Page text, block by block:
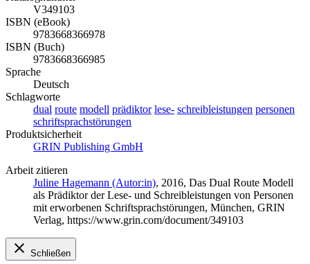
V349103
ISBN (eBook)
9783668366978
ISBN (Buch)
9783668366985
Sprache
Deutsch
Schlagworte
dual route modell prädiktor lese- schreibleistungen personen
schriftsprachstörungen
Produktsicherheit
GRIN Publishing GmbH
Arbeit zitieren
Juline Hagemann (Autor:in), 2016, Das Dual Route Modell
als Prädiktor der Lese- und Schreibleistungen von Personen
mit erworbenen Schriftsprachstörungen, München, GRIN
Verlag, https://www.grin.com/document/349103
Schließen